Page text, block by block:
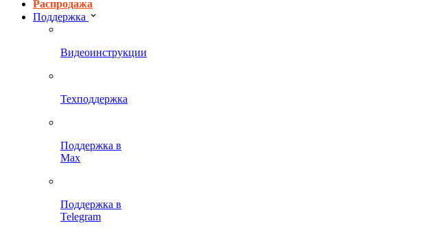
Распродажа
Поддержка
Видеоинструкции
Техподдержка
Поддержка в
Max
Поддержка в
Telegram